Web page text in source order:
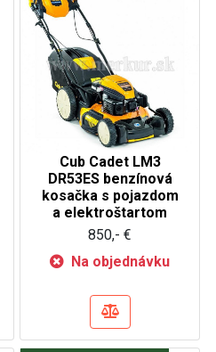
Cub Cadet LM3
DR53ES benzínová
kosačka s pojazdom
a elektroštartom
850,- €
Na objednávku